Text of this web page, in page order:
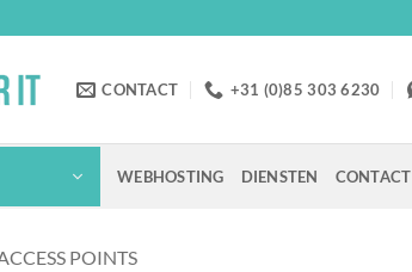
CONTACT +31 (0)85 303 6230
WEBHOSTING DIENSTEN CONTACT
POINTS